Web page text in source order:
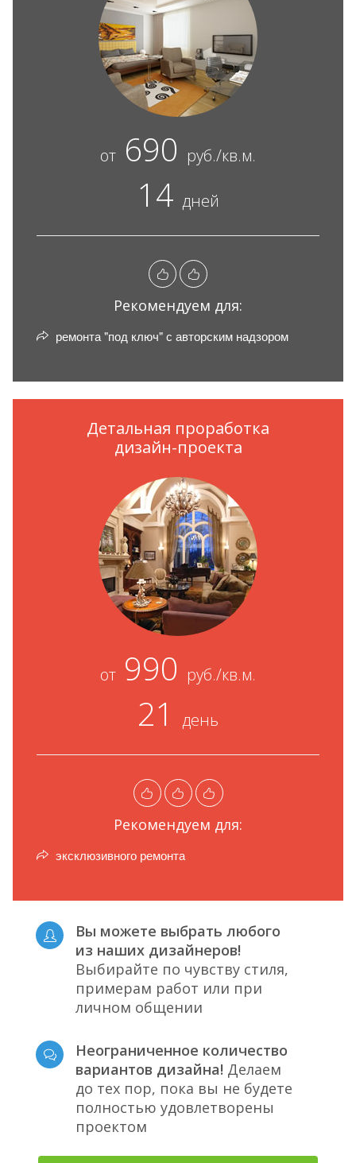
от 690 руб./кв.м.
14 дней
Рекомендуем для:
ремонта "под ключ" с авторским надзором
Детальная проработка
дизайн-проекта
от 990 руб./кв.м.
21 день
Рекомендуем для:
эксклюзивного ремонта
Вы можете выбрать любого
из наших дизайнеров!
Выбирайте по чувству стиля,
примерам работ или при
личном общении
Неограниченное количество
вариантов дизайна! Делаем
до тех пор, пока вы не будете
полностью удовлетворены
проектом